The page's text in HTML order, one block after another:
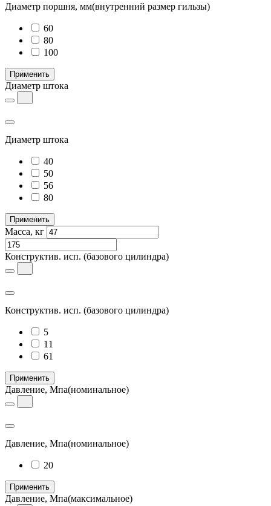
Диаметр поршня, мм(внутренний размер гильзы)
60
80
100
Применить
Диаметр штока
Диаметр штока
40
50
56
80
Применить
Масса, кг
Конструктив. исп. (базового цилиндра)
Конструктив. исп. (базового цилиндра)
5
11
61
Применить
Давление, Мпа(номинальное)
Давление, Мпа(номинальное)
20
Применить
Давление, Мпа(максимальное)